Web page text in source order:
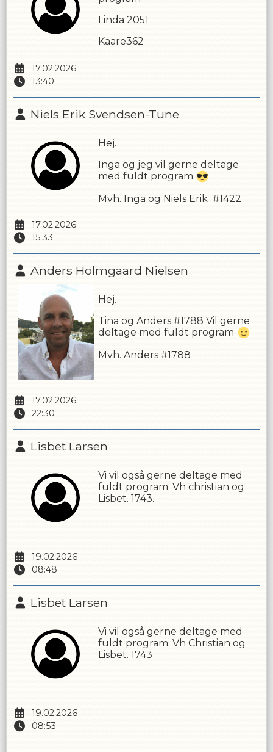
17.02.2026
13:40
Linda 2051
Kaare362
Niels Erik Svendsen-Tune
17.02.2026
15:33
Hej.
Inga og jeg vil gerne deltage
med fuldt program.
Mvh. Inga og Niels Erik #1422
Anders Holmgaard Nielsen
17.02.2026
22:30
Hej.
Tina og Anders #1788 Vil gerne
deltage med fuldt program
Mvh. Anders #1788
Lisbet Larsen
19.02.2026
08:48
Vi vil også gerne deltage med
fuldt program. Vh christian og
Lisbet. 1743.
Lisbet Larsen
19.02.2026
08:53
Vi vil også gerne deltage med
fuldt program. Vh Christian og
Lisbet. 1743